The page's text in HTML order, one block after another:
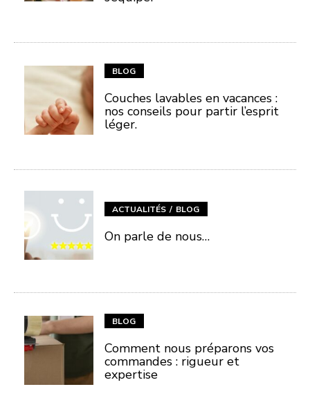
BLOG
Couches lavables en vacances :
nos conseils pour partir l’esprit
léger.
ACTUALITÉS BLOG
On parle de nous…
BLOG
Comment nous préparons vos
commandes : rigueur et
expertise